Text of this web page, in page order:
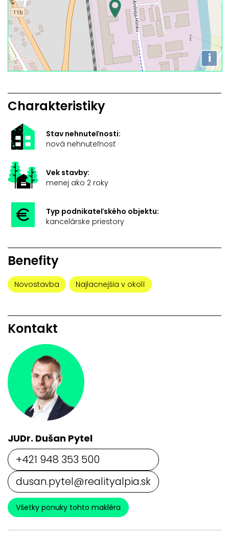
i
Charakteristiky
Stav nehnuteľnosti:
nová nehnuteľnosť
Vek stavby:
menej ako 2 roky
Typ podnikateľského objektu:
kancelárske priestory
Benefity
Novostavba Najlacnejšia v okolí
Kontakt
JUDr. Dušan Pytel
+421 948 353 500
dusan.pytel@realityalpia.sk
Všetky ponuky tohto makléra